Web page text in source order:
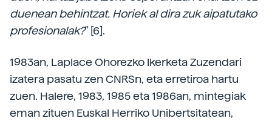
duenean behintzat. Horiek al dira zuk aipatutako
profesionalak?" [6].
1983an, Laplace Ohorezko Ikerketa Zuzendari
izatera pasatu zen CNRSn, eta erretiroa hartu
zuen. Halere, 1983, 1985 eta 1986an, mintegiak
eman zituen Euskal Herriko Unibertsitatean,